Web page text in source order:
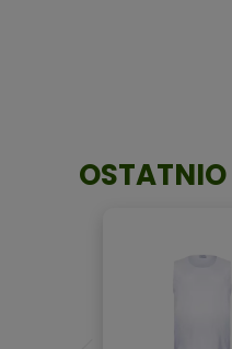
OSTATNIO